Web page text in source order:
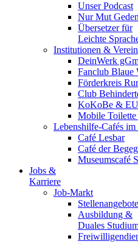
Unser Podcast
Nur Mut
Übersetzer für
Leichte
Institutionen &
DeinWerk
Fanclub Blaue
Förderkreis
Club
KoKoBe &
Mobile
Lebenshilfe-Cafés
Café Lesbar
Café der
Museumscafé
Jobs &
Karriere
Job-Markt
Stellenangebote
Ausbildung &
Duales